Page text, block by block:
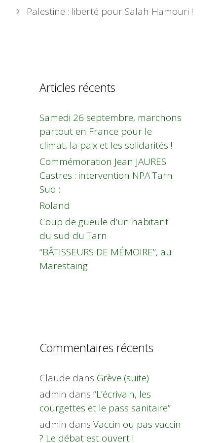
Palestine : liberté pour Salah Hamouri !
Articles récents
Samedi 26 septembre, marchons
partout en France pour le
climat, la paix et les solidarités !
Commémoration Jean JAURES
Castres : intervention NPA Tarn
Sud :
Roland
Coup de gueule d’un habitant
du sud du Tarn
“BÂTISSEURS DE MÉMOIRE”, au
Marestaing
Commentaires récents
Claude dans Grève (suite)
admin dans “L’écrivain, les
courgettes et le pass sanitaire”
admin dans Vaccin ou pas vaccin
? Le débat est ouvert !